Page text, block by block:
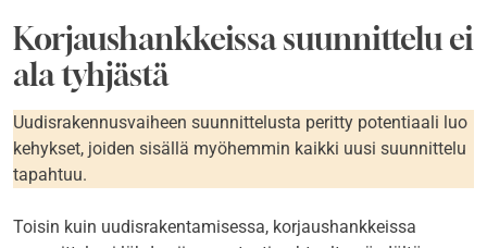
Korjaushankkeissa suunnittelu ei
ala tyhjästä
Uudisrakennusvaiheen suunnittelusta peritty potentiaali luo
kehykset, joiden sisällä myöhemmin kaikki uusi suunnittelu
tapahtuu.
Toisin kuin uudisrakentamisessa, korjaushankkeissa